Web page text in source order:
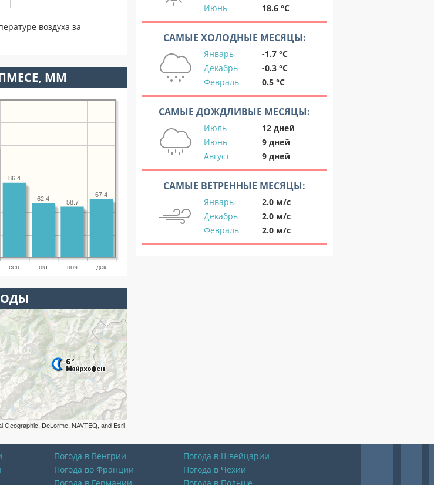
воздуха за
ММ
сен окт ноя дек
67.4
58.7
62.4
86.4
DeLorme, NAVTEQ, and Esri
Июнь
18.6 °C
САМЫЕ ХОЛОДНЫЕ МЕСЯЦЫ:
Январь
-1.7 °C
Декабрь
-0.3 °C
Февраль
0.5 °C
САМЫЕ ДОЖДЛИВЫЕ МЕСЯЦЫ:
Июль
12 дней
Июнь
9 дней
Август
9 дней
САМЫЕ ВЕТРЕННЫЕ МЕСЯЦЫ:
Январь
2.0 м/с
Декабрь
2.0 м/с
Февраль
2.0 м/с
Погода в Венгрии
Погода в Швейцарии
Погода во Франции
Погода в Чехии